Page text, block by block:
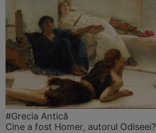
#Grecia Antică
Cine a fost Homer, autorul Odiseei?